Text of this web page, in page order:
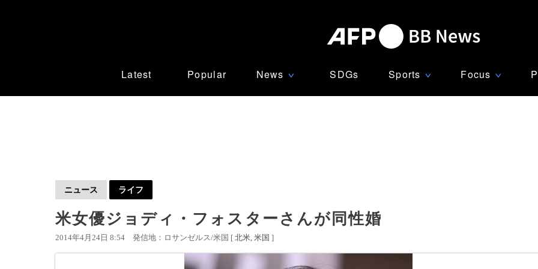
Latest Popular News ∨ SDGs Sports ∨ Focus ∨
ニュース ライフ
米女優ジョディ・フォスターさんが同性婚
2014年4月24日 8:54 発信地：ロサンゼルス/米国 [ 北米 米国 ]